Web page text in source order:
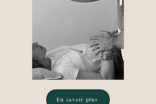
En savoir plus